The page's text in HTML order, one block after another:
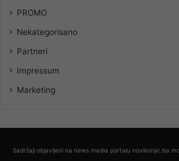
PROMO
Nekategorisano
Partneri
Impressum
Marketing
Sadržaji objavljeni na news media portalu novikonjic.ba